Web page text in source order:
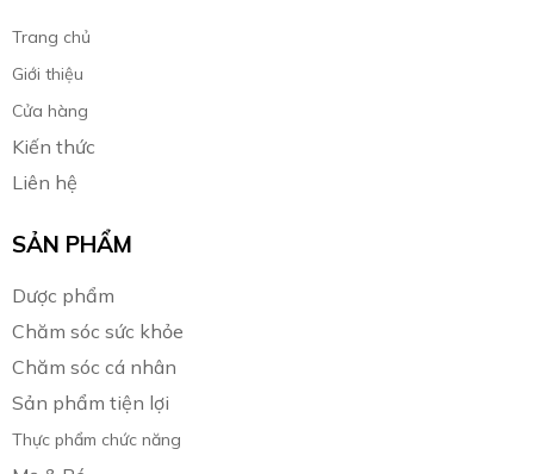
Trang chủ
Giới thiệu
Cửa hàng
Kiến thức
Liên hệ
SẢN PHẨM
Dược phẩm
Chăm sóc sức khỏe
Chăm sóc cá nhân
Sản phẩm tiện lợi
Thực phẩm chức năng